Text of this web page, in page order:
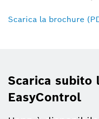
Scarica la brochure
Scarica subito
EasyControl